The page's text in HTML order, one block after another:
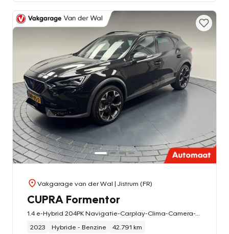
Vakgarage van der Wal | Jistrum (FR)
CUPRA Formentor
2023
Hybride - Benzine 42.791 km